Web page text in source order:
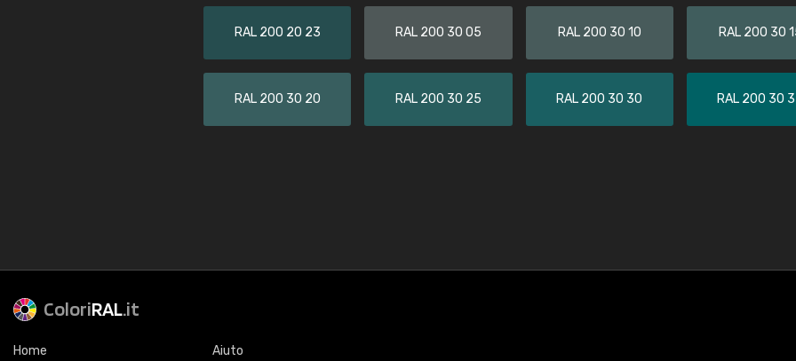
RAL 200 20 23 RAL 200 30 05 RAL 200 30 10 RAL 200 30
RAL 200 30 20 RAL 200 30 25 RAL 200 30 30 RAL 200 30
ColoriRAL.it
Home Aiuto